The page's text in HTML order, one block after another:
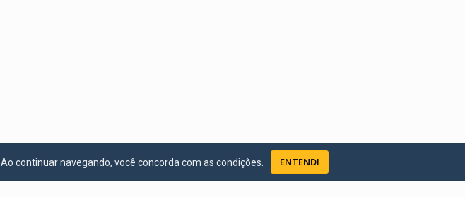
. Ao continuar navegando, você concorda com as condições. ENTENDI